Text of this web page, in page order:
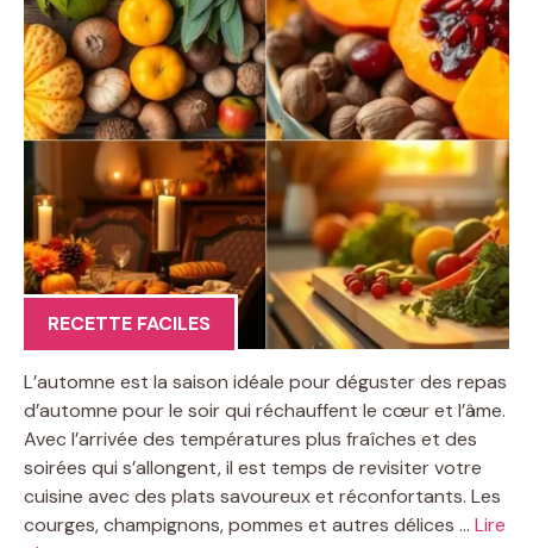
RECETTE FACILES
L’automne est la saison idéale pour déguster des repas
d’automne pour le soir qui réchauffent le cœur et l’âme.
Avec l’arrivée des températures plus fraîches et des
soirées qui s’allongent, il est temps de revisiter votre
cuisine avec des plats savoureux et réconfortants. Les
courges, champignons, pommes et autres délices … Lire